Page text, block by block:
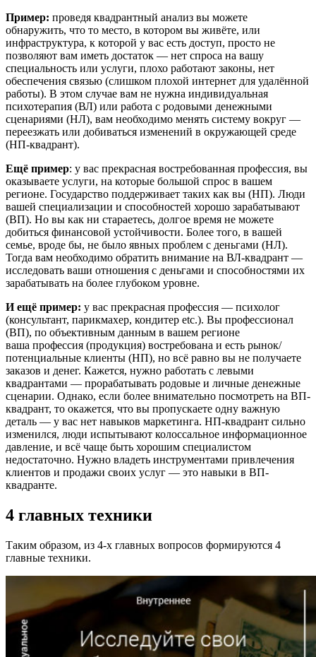
Пример: проведя квадрантный анализ вы можете
обнаружить, что то место, в котором вы живёте, или
инфраструктура, к которой у вас есть доступ, просто не
позволяют вам иметь достаток — нет спроса на вашу
специальность или услуги, плохо работают законы, нет
обеспечения связью (слишком плохой интернет для удалённой
работы). В этом случае вам не нужна индивидуальная
психотерапия (ВЛ) или работа с родовыми денежными
сценариями (НЛ), вам необходимо менять систему вокруг —
переезжать или добиваться изменений в окружающей среде
(НП-квадрант).
Ещё пример: у вас прекрасная востребованная профессия, вы
оказываете услуги, на которые большой спрос в вашем
регионе. Государство поддерживает таких как вы (НП). Люди
вашей специализации и способностей хорошо зарабатывают
(ВП). Но вы как ни стараетесь, долгое время не можете
добиться финансовой устойчивости. Более того, в вашей
семье, вроде бы, не было явных проблем с деньгами (НЛ).
Тогда вам необходимо обратить внимание на ВЛ-квадрант —
исследовать ваши отношения с деньгами и способностями их
зарабатывать на более глубоком уровне.
И ещё пример: у вас прекрасная профессия — психолог
(консультант, парикмахер, кондитер etc.). Вы профессионал
(ВП), по объективным данным в вашем регионе
ваша профессия (продукция) востребована и есть рынок/
потенциальные клиенты (НП), но всё равно вы не получаете
заказов и денег. Кажется, нужно работать с левыми
квадрантами — прорабатывать родовые и личные денежные
сценарии. Однако, если более внимательно посмотреть на ВП-
квадрант, то окажется, что вы пропускаете одну важную
деталь — у вас нет навыков маркетинга. НП-квадрант сильно
изменился, люди испытывают колоссальное информационное
давление, и всё чаще быть хорошим специалистом
недостаточно. Нужно владеть инструментами привлечения
клиентов и продажи своих услуг — это навыки в ВП-
квадранте.
4 главных техники
Таким образом, из 4-х главных вопросов формируются 4
главные техники.